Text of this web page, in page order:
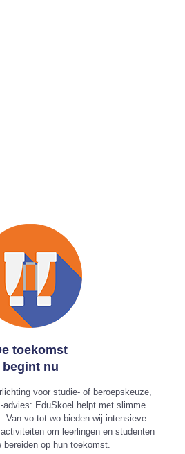
toekomst
begint nu
voor studie- of beroepskeuze,
advies: EduSkoel helpt met slimme
Van vo tot wo bieden wij intensieve
om leerlingen en studenten
bereiden op hun toekomst.